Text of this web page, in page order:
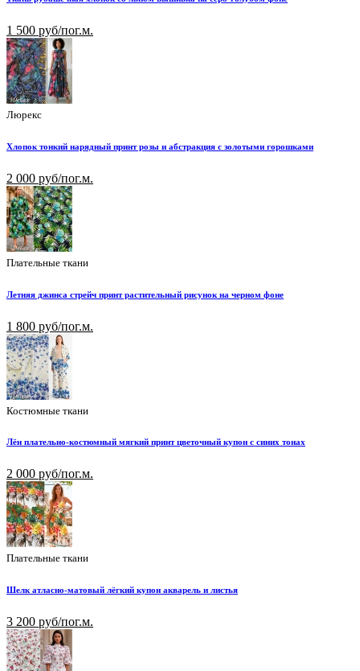
1 500 руб/пог.м.
Люрекс
Хлопок тонкий нарядный принт розы и абстракция с золотыми горошками
2 000 руб/пог.м.
Плательные ткани
Летняя джинса стрейч принт растительный рисунок на черном фоне
1 800 руб/пог.м.
Костюмные ткани
Лён плательно-костюмный мягкий принт цветочный купон с синих тонах
2 000 руб/пог.м.
Плательные ткани
Шелк атласно-матовый лёгкий купон акварель и листья
3 200 руб/пог.м.